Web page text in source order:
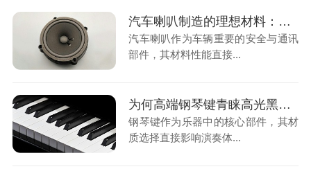
汽车喇叭制造的理想材料：改性PP塑料颗粒如何提升产品品质
汽车喇叭作为车辆重要的安全与通讯
部件，其材料性能直接...
为何高端钢琴键青睐高光黑ABS材料？青岛中新华美为您报价
钢琴键作为乐器中的核心部件，其材
质选择直接影响演奏体...